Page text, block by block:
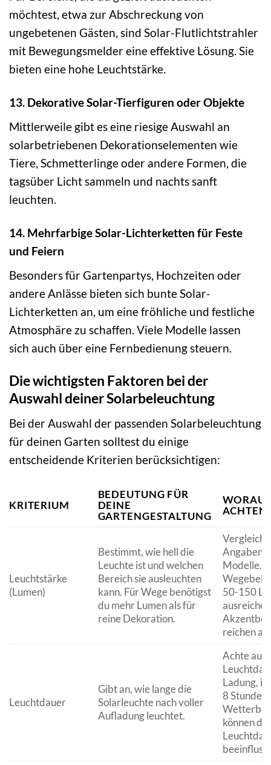
möchtest, etwa zur Abschreckung von
ungebetenen Gästen, sind Solar-Flutlichtstrahler
mit Bewegungsmelder eine effektive Lösung. Sie
bieten eine hohe Leuchtstärke.
13. Dekorative Solar-Tierfiguren oder Objekte
Mittlerweile gibt es eine riesige Auswahl an
solarbetriebenen Dekorationselementen wie
Tiere, Schmetterlinge oder andere Formen, die
tagsüber Licht sammeln und nachts sanft
leuchten.
14. Mehrfarbige Solar-Lichterketten für Feste
und Feiern
Besonders für Gartenpartys, Hochzeiten oder
andere Anlässe bieten sich bunte Solar-
Lichterketten an, um eine fröhliche und festliche
Atmosphäre zu schaffen. Viele Modelle lassen
sich auch über eine Fernbedienung steuern.
Die wichtigsten Faktoren bei der
Auswahl deiner Solarbeleuchtung
Bei der Auswahl der passenden Solarbeleuchtung
für deinen Garten solltest du einige
entscheidende Kriterien berücksichtigen:
KRITERIUM
BEDEUTUNG FÜR
DEINE
GARTENGESTALTUNG
ACHTEN
Leuchtstärke
(Lumen)
Bestimmt, wie hell die
Leuchte ist und welchen
Bereich sie ausleuchten
kann. Für Wege benötigst
du mehr Lumen als für
reine Dekoration.
Angaben
Modelle.
50-150
reichen
Leuchtdauer
Gibt an, wie lange die
Solarleuchte nach voller
Aufladung leuchtet.
Achte auf
Ladung,
8 Stunden
können